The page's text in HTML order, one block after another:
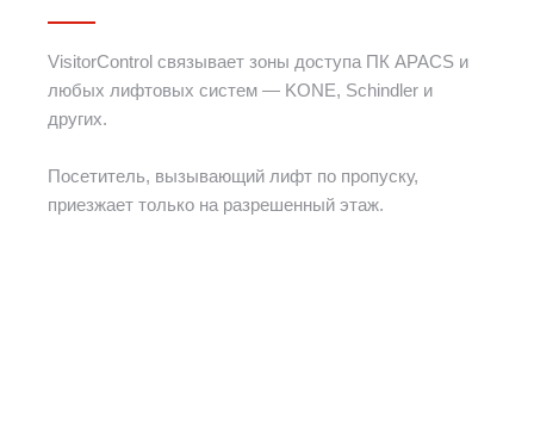
VisitorControl связывает зоны доступа ПК APACS и
любых лифтовых систем — KONE, Schindler и
других.
Посетитель, вызывающий лифт по пропуску,
приезжает только на разрешенный этаж.